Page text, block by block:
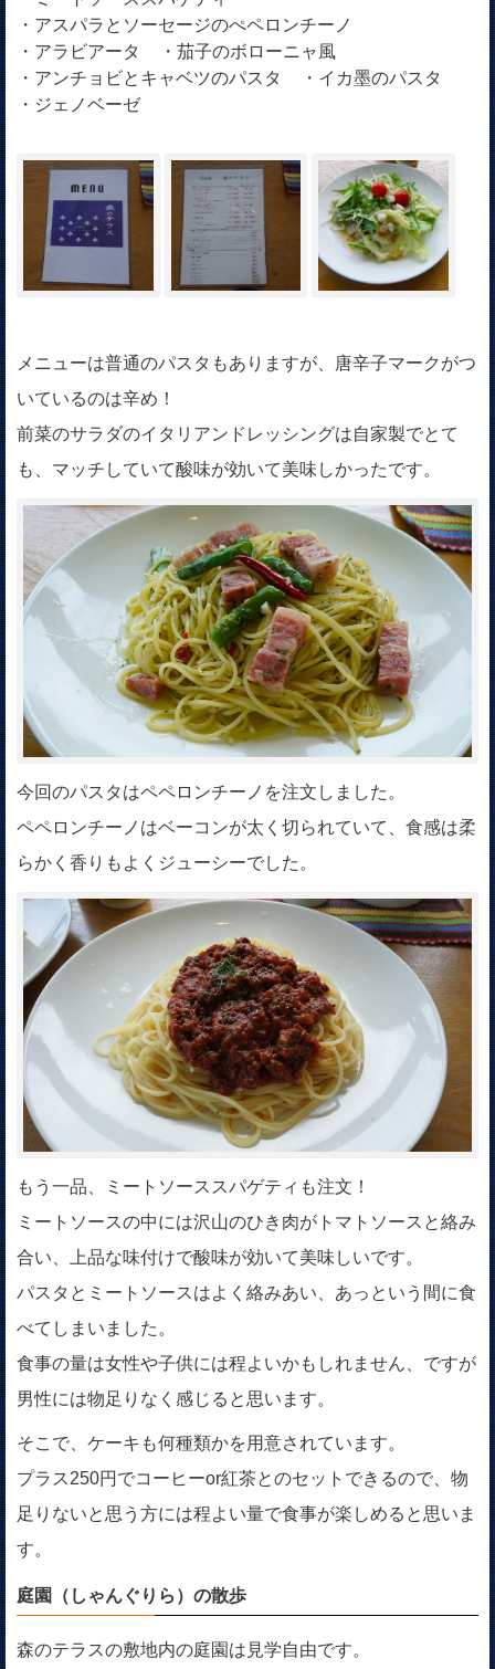
・アスパラとソーセージのぺペロンチーノ
・アラビアータ
・茄子のボローニャ風
・アンチョビとキャベツのパスタ
・イカ墨のパスタ
・ジェノベーゼ
メニューは普通のパスタもありますが、唐辛子マークがつ
いているのは辛め！
前菜のサラダのイタリアンドレッシングは自家製でとて
も、マッチしていて酸味が効いて美味しかったです。
今回のパスタはペペロンチーノを注文しました。
ペペロンチーノはベーコンが太く切られていて、食感は柔
らかく香りもよくジューシーでした。
もう一品、ミートソーススパゲティも注文！
ミートソースの中には沢山のひき肉がトマトソースと絡み
合い、上品な味付けで酸味が効いて美味しいです。
パスタとミートソースはよく絡みあい、あっという間に食
べてしまいました。
食事の量は女性や子供には程よいかもしれません、ですが
男性には物足りなく感じると思います。
そこで、ケーキも何種類かを用意されています。
プラス250円でコーヒーor紅茶とのセットできるので、物
足りないと思う方には程よい量で食事が楽しめると思いま
す。
庭園（しゃんぐりら）の散歩
森のテラスの敷地内の庭園は見学自由です。